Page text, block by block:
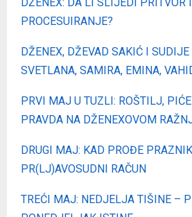
PROCESUIRANJE?
DŽENEX, DŽEVAD SAKIĆ I
SVETLANA, SAMIRA, EMINA,
PRVI MAJ U TUZLI: ROŠTILJ,
PRAVDA NA DŽENEXOVOM
DRUGI MAJ: KAD PROĐE
PR(LJ)AVOSUDNI RAČUN
TREĆI MAJ: NEDJELJA TIŠINE –